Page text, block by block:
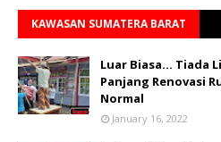
KAWASAN SUMATERA BARAT
Luar Biasa... Tiada
Panjang Renovasi
Normal
January 16, 2022